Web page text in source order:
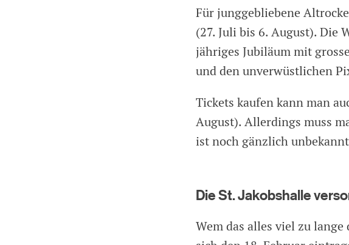
Für junggebliebene
(27. Juli bis 6. August). Die
jähriges Jubiläum mit
und den unverwüstlichen
Tickets kaufen kann man
August). Allerdings muss
ist noch gänzlich
Die St. Jakobshalle
Wem das alles viel zu